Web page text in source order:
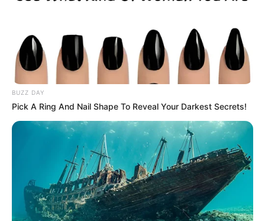
(foto: instagram/ayasaviya)
2. Dengan gaya sporty, Ayas juga gak kalah menawan
BUZZ DAY
Pick A Ring And Nail Shape To Reveal Your Darkest Secrets!